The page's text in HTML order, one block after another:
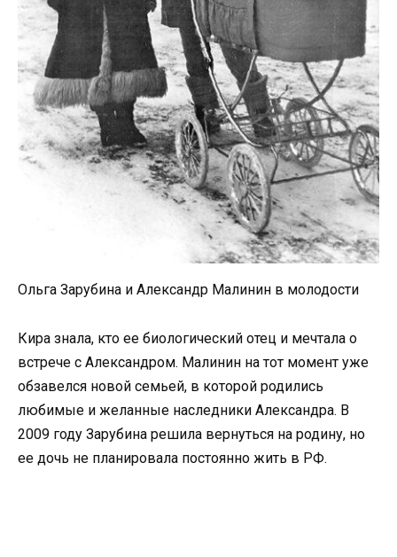
Ольга Зарубина и Александр Малинин в молодости
Кира знала, кто ее биологический отец и мечтала о
встрече с Александром. Малинин на тот момент уже
обзавелся новой семьей, в которой родились
любимые и желанные наследники Александра. В
2009 году Зарубина решила вернуться на родину, но
ее дочь не планировала постоянно жить в РФ.